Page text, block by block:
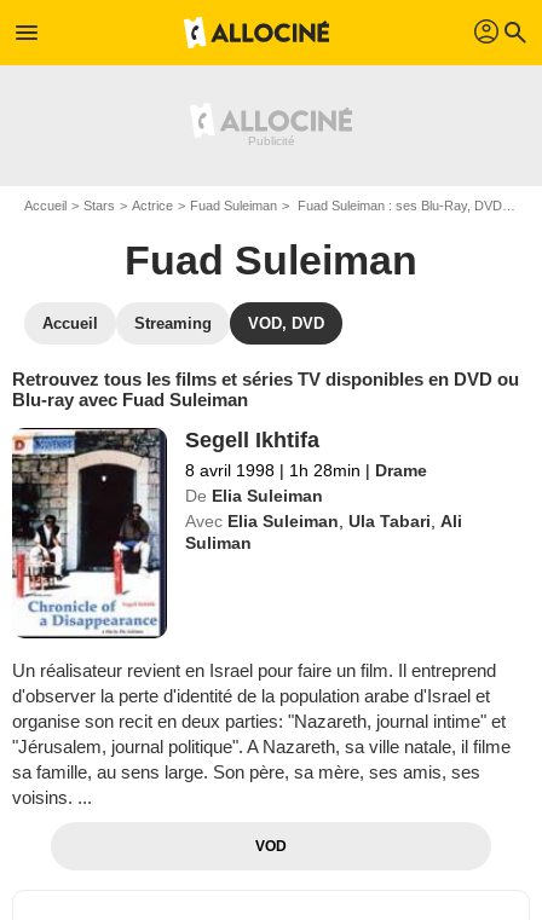
menu profil search
Accueil Stars Actrice Fuad Suleiman Fuad Suleiman : ses Blu-Ray, DVD, VOD, SVOD
Fuad Suleiman
Accueil Streaming VOD, DVD
Retrouvez tous les films et séries TV disponibles en DVD ou
Blu-ray avec Fuad Suleiman
Segell Ikhtifa
8 avril 1998 | 1h 28min | Drame
De Elia Suleiman
Avec Elia Suleiman ,Ula Tabari ,Ali
Suliman
Un réalisateur revient en Israel pour faire un film. Il entreprend
d'observer la perte d'identité de la population arabe d'Israel et
organise son recit en deux parties: "Nazareth, journal intime" et
"Jérusalem, journal politique". A Nazareth, sa ville natale, il filme
sa famille, au sens large. Son père, sa mère, ses amis, ses
voisins. ...
VOD